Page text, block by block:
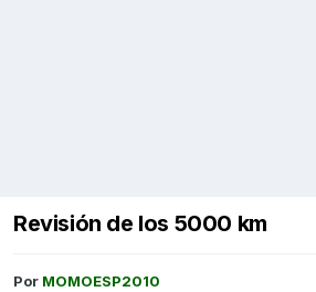
Revisión de los 5000 km
Por MOMOESP2010